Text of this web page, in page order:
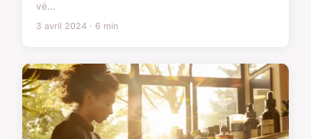
vé...
3 avril 2024 · 6 min